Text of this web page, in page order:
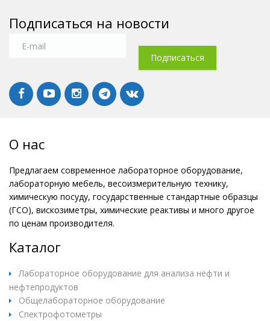
Подписаться на новости
О нас
Предлагаем современное лабораторное оборудование,
лабораторную мебель, весоизмерительную технику,
химическую посуду, государственные стандартные образцы
(ГСО), вискозиметры, химические реактивы и много другое
по ценам производителя.
Каталог
Лабораторное оборудование для анализа нефти и
нефтепродуктов
Общелабораторное оборудование
Спектрофотометры